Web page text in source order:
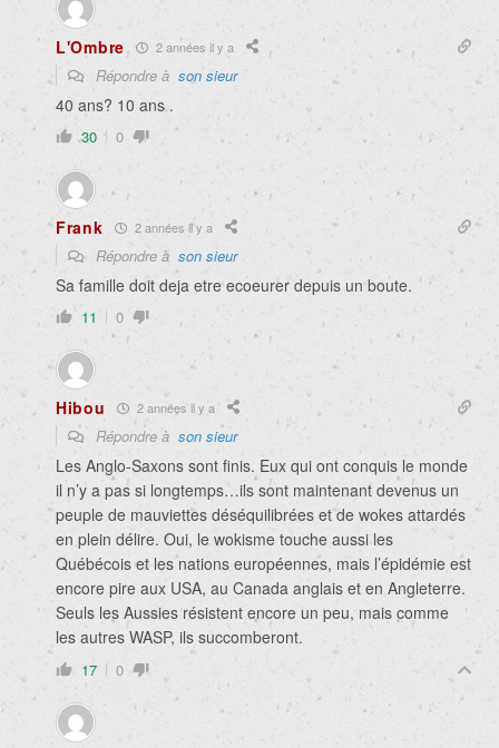
L'Ombre 2 années il y a
Répondre à son sieur
40 ans? 10 ans .
30 0
Frank 2 années il y a
Répondre à son sieur
Sa famille doit deja etre ecoeurer depuis un boute.
11 0
Hibou 2 années il y a
Répondre à son sieur
Les Anglo-Saxons sont finis. Eux qui ont conquis le monde
il n’y a pas si longtemps…ils sont maintenant devenus un
peuple de mauviettes déséquilibrées et de wokes attardés
en plein délire. Oui, le wokisme touche aussi les
Québécois et les nations européennes, mais l’épidémie est
encore pire aux USA, au Canada anglais et en Angleterre.
Seuls les Aussies résistent encore un peu, mais comme
les autres WASP, ils succomberont.
17 0